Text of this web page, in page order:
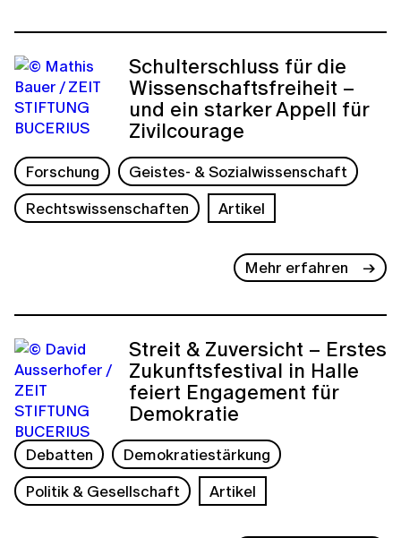
Schulterschluss für die
Wissenschaftsfreiheit –
und ein starker Appell für
Zivilcourage
Forschung
Geistes- & Sozialwissenschaft
Rechtswissenschaften
Artikel
Mehr erfahren
Streit & Zuversicht – Erstes
Zukunftsfestival in Halle
feiert Engagement für
Demokratie
Debatten
Demokratiestärkung
Politik & Gesellschaft
Artikel